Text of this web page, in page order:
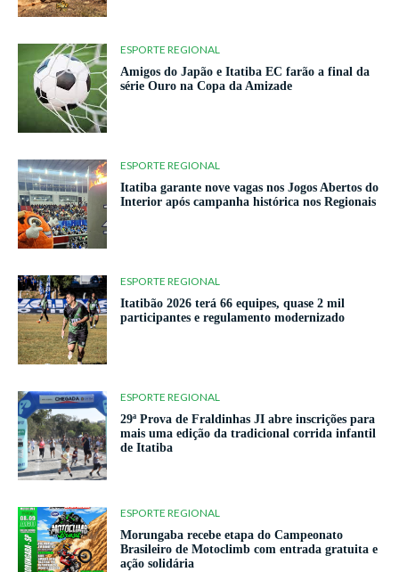
ESPORTE REGIONAL
Amigos do Japão e Itatiba EC farão a final da
série Ouro na Copa da Amizade
ESPORTE REGIONAL
Itatiba garante nove vagas nos Jogos Abertos do
Interior após campanha histórica nos Regionais
ESPORTE REGIONAL
Itatibão 2026 terá 66 equipes, quase 2 mil
participantes e regulamento modernizado
ESPORTE REGIONAL
29ª Prova de Fraldinhas JI abre inscrições para
mais uma edição da tradicional corrida infantil
de Itatiba
ESPORTE REGIONAL
Morungaba recebe etapa do Campeonato
Brasileiro de Motoclimb com entrada gratuita e
ação solidária